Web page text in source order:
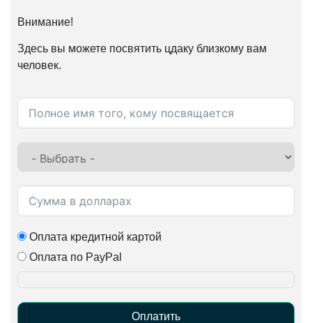
Внимание!
Здесь вы можете посвятить цдаку близкому вам
человек.
Оплата кредитной картой
Оплата по PayPal
Оплатить